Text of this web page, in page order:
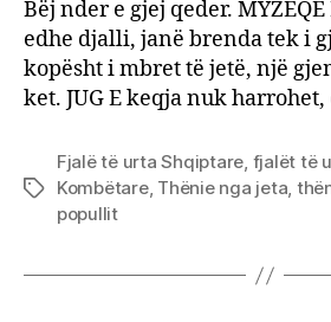
Bëj nder e gjej qeder.
edhe djalli, janë brenda tek i
kopësht i mbret të jetë, një
ket. JUG E keqja nuk
Tags
Fjalë të urta Shqiptare, fjalët të
Kombëtare, Thënie nga jeta,
popullit